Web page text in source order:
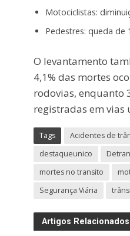
Motociclistas:
Pedestres: queda de
O levantamento
4,1% das mortes
rodovias, enquanto
registradas em vias
Tags Acidentes de
destaqueunico
mortes no transito
Segurança Viária
Artigos Relacionados